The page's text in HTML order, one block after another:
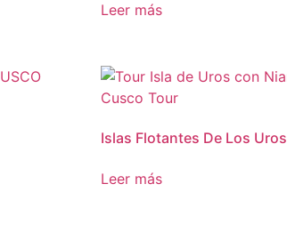
Leer más
Islas Flotantes De Los Uros
Leer más